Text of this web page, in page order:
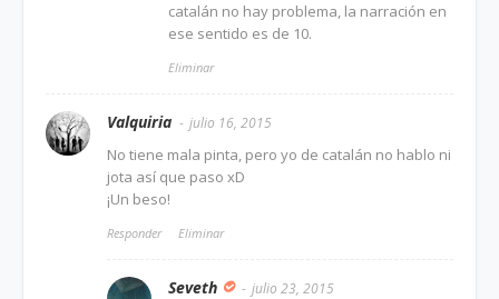
catalán no hay problema, la narración en
ese sentido es de 10.
Eliminar
Valquiria julio 16, 2015
No tiene mala pinta, pero yo de catalán no hablo ni
jota así que paso xD
¡Un beso!
Responder Eliminar
Seveth julio 23, 2015